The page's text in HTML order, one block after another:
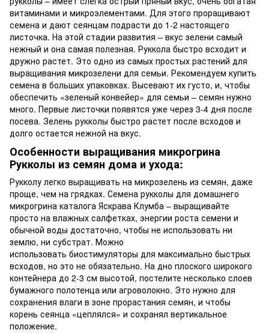
витаминами и микроэлементами. Для этого проращивают
семена и дают сеянцам подрасти до 1-2 настоящего
листочка. На этой стадии развития – вкус зелени самый
нежный и она самая полезная. Руккола быстро всходит и
дружно растет. Это одно из самых простых растений для
выращивания микрозелени для семьи. Рекомендуем купить
семена в больших упаковках. Высевают их густо, и, чтобы
обеспечить «зеленый конвейер» для семьи – семян нужно
много. Первые листочки появятся уже через 3-4 дня после
посева. Зелень рукколы быстро растет после всходов и
долго остается нежной на вкус.
Особенности выращивания микрогрина
Рукколы из семян дома и ухода:
Рукколу легко выращивать на микрозелень из семян, даже
проще, чем на грядках. Семена рукколы для домашнего
микрогрина каталога Яскрава Клумба – выращивайте
просто на влажных салфетках, энергии роста семени и
обычной воды достаточно, чтобы не использовать ни
землю, ни субстрат. Можно
использовать биостимуляторы для максимально быстрых
всходов, но это не обязательно. На дно плоского широкого
контейнера до 2-3 см высотой, постелите несколько слоев
бумажного полотенца или агроволокно. Это нужно для
сохранения влаги в зоне прорастания семян, и чтобы
корень сеянца «цеплялся» и сохранял вертикальное
положение.